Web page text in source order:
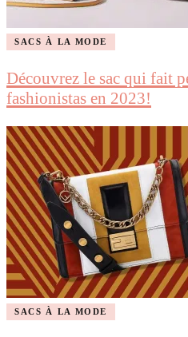
SACS À LA MODE
Découvrez le sac qui fait
fashionistas en 2023!
SACS À LA MODE